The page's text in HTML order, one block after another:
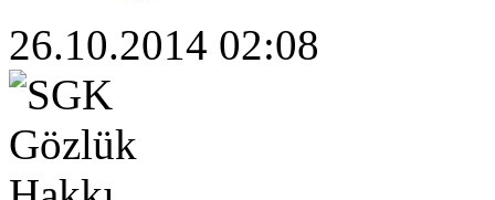
26.10.2014 02:08